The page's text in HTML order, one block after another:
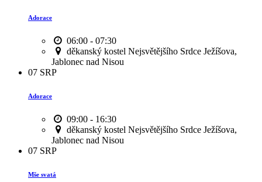
Adorace
06:00 - 07:30
děkanský kostel Nejsvětějšího Srdce Ježíšova,
Jablonec nad Nisou
07 SRP
Adorace
09:00 - 16:30
děkanský kostel Nejsvětějšího Srdce Ježíšova,
Jablonec nad Nisou
07 SRP
Mše svatá